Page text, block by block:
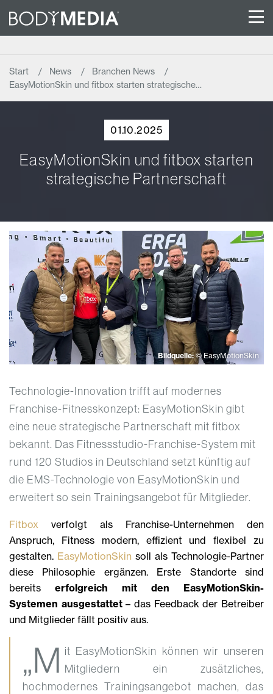
Start News
Branchen News
EasyMotionSkin und fitbox starten strategische…
01.10.2025
EasyMotionSkin und fitbox starten
strategische Partnerschaft
Bildquelle:© EasyMotionSkin
Technologie-Innovation trifft auf modernes
Franchise-Fitnesskonzept: EasyMotionSkin gibt
eine neue strategische Partnerschaft mit fitbox
bekannt. Das Fitnessstudio-Franchise-System mit
rund 120 Studios in Deutschland setzt künftig auf
die EMS-Technologie von EasyMotionSkin und
erweitert so sein Trainingsangebot für Mitglieder.
Fitbox verfolgt als Franchise-Unternehmen den
Anspruch, Fitness modern, effizient und flexibel zu
gestalten. EasyMotionSkin soll als Technologie-Partner
diese Philosophie ergänzen. Erste Standorte sind
bereits erfolgreich mit den EasyMotionSkin-
Systemen ausgestattet– das Feedback der Betreiber
und Mitglieder fällt positiv aus.
„M it EasyMotionSkin können wir unseren
Mitgliedern ein zusätzliches,
hochmodernes Trainingsangebot machen, das